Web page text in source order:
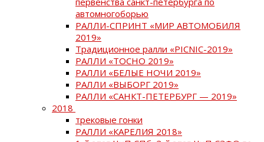
автомногоборью
РАЛЛИ-СПРИНТ «МИР АВТОМОБИЛЯ
2019»
Традиционное ралли «PICNIC-2019»
РАЛЛИ «ТОСНО 2019»
РАЛЛИ «БЕЛЫЕ НОЧИ 2019»
РАЛЛИ «ВЫБОРГ 2019»
РАЛЛИ «САНКТ-ПЕТЕРБУРГ — 2019»
2018
трековые гонки
РАЛЛИ «КАРЕЛИЯ 2018»